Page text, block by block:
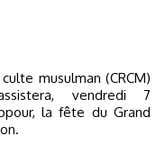
vendredi 7
la fête du Grand